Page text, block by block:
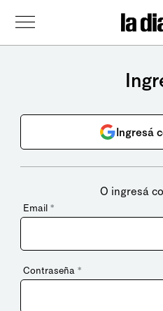
Ingresá
O ingresá
Email *
Contraseña *